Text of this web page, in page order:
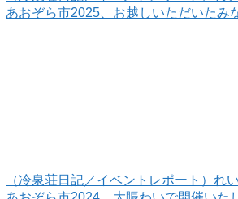
あおぞら市2025、お越しいただいたみ
（冷泉荘日記／イベントレポート）れ